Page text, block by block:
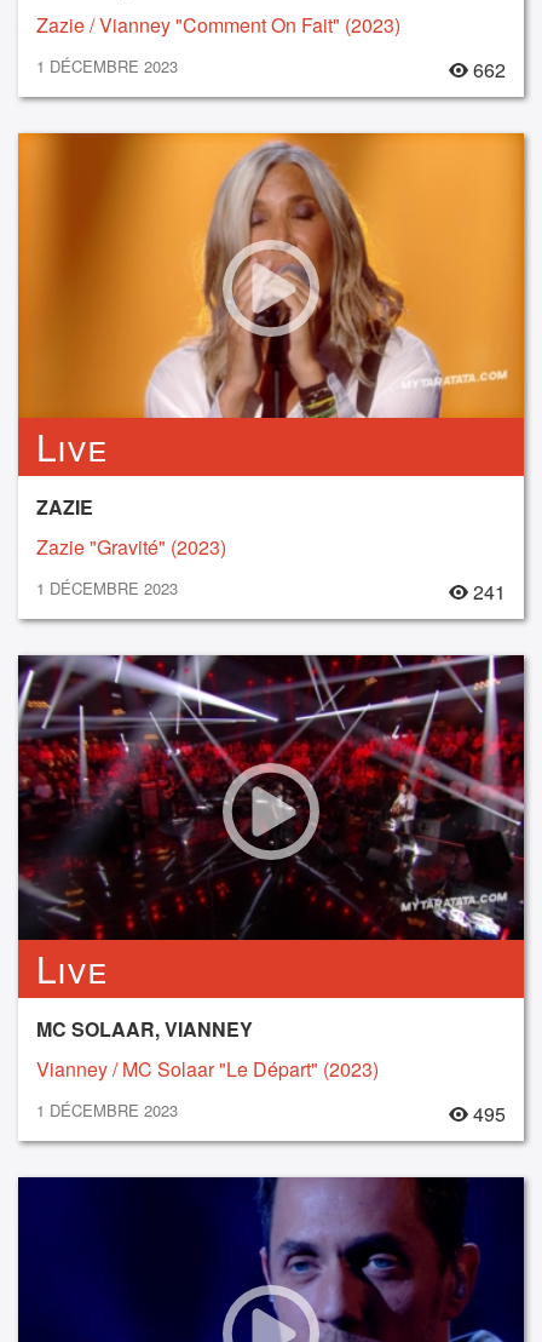
Zazie / Vianney "Comment On Fait" (2023)
1 DÉCEMBRE 2023 662
Live
ZAZIE
Zazie "Gravité" (2023)
1 DÉCEMBRE 2023 241
Live
MC SOLAAR, VIANNEY
Vianney / MC Solaar "Le Départ" (2023)
1 DÉCEMBRE 2023 495